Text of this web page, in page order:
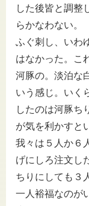
した後皆と調整
らかなわない。
ふぐ刺し、いわ
はなかった。こ
河豚の。淡泊な
いう感じ。いく
したのは河豚ち
が気を利かすと
我々は５人か６
げにしろ注文し
ちりにしても３
一人裕福なのが